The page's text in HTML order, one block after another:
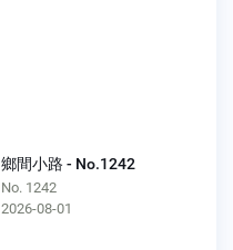
鄉間小路 - No.1242
No. 1242
2026-08-01